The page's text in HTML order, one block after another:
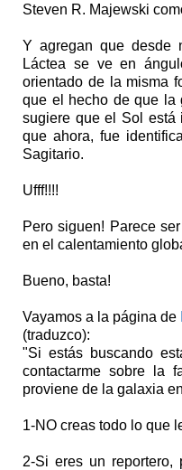
Steven R. Majewski
Y agregan que desde
Láctea se ve en
orientado de la misma
que el hecho de que la
sugiere que el Sol está
que ahora, fue
Sagitario.
Ufff!!!!
Pero siguen! Parece
en el calentamiento
Bueno, basta!
Vayamos a la página de
(traduzco):
"Si estás buscando
contactarme sobre la
proviene de la galaxia
1-NO creas todo lo que
2-Si eres un reportero,